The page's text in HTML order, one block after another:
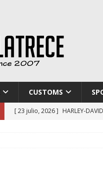
CUSTOMS
[ 23 julio, 2026 ] HARLEY-